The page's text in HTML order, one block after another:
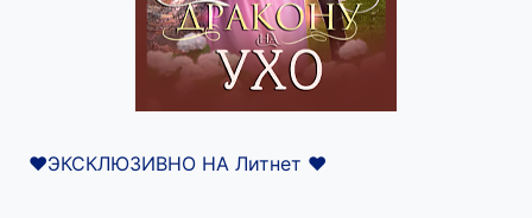
❤️ЭКСКЛЮЗИВНО НА Литнет ❤️